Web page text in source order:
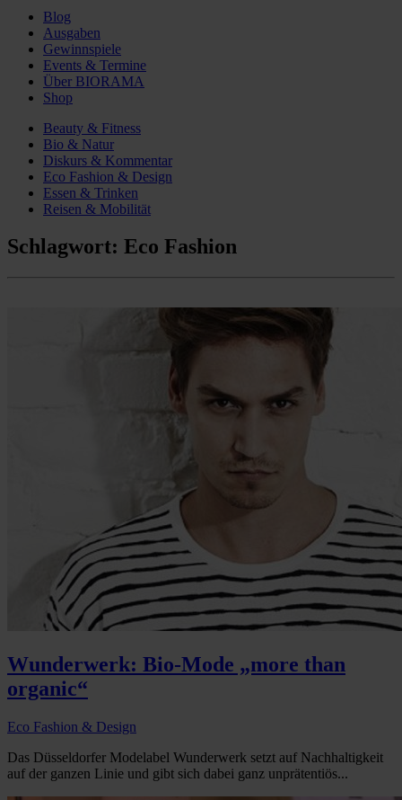
Blog
Ausgaben
Gewinnspiele
Events & Termine
Über BIORAMA
Shop
Beauty & Fitness
Bio & Natur
Diskurs & Kommentar
Eco Fashion & Design
Essen & Trinken
Reisen & Mobilität
Schlagwort: Eco Fashion
Wunderwerk: Bio-Mode „more than
organic“
Eco Fashion & Design
Das Düsseldorfer Modelabel Wunderwerk setzt auf Nachhaltigkeit
auf der ganzen Linie und gibt sich dabei ganz unprätentiös...